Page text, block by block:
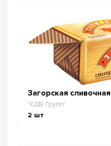
Загорская сливочная
"КДВ Групп"
2 шт